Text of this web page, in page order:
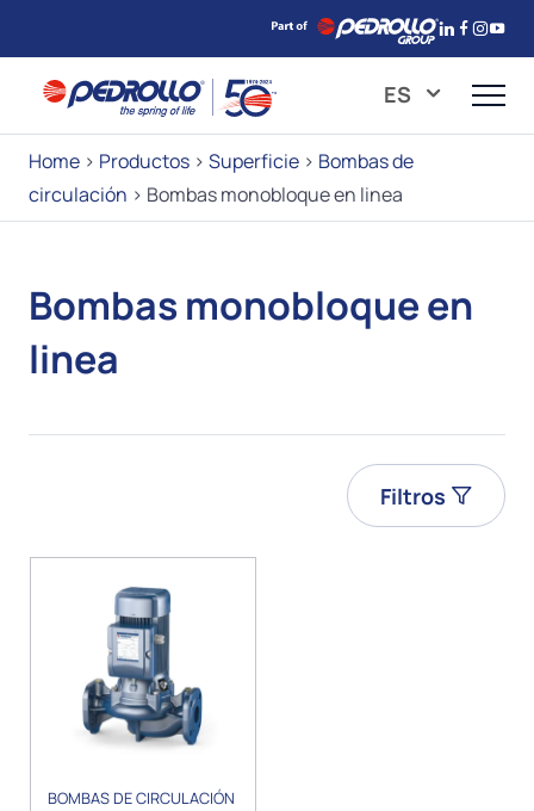
ES
Home > Productos > Superficie > Bombas de
circulación > Bombas monobloque en linea
Bombas monobloque en
linea
Filtros
BOMBAS DE CIRCULACIÓN